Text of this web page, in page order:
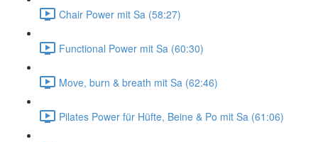
Chair Power mit Sa (58:27)
Functional Power mit Sa (60:30)
Move, burn & breath mit Sa (62:46)
Pilates Power für Hüfte, Beine & Po mit Sa (61:06)